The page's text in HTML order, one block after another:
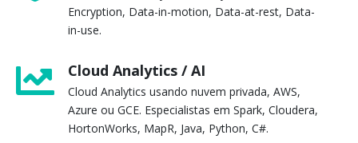
Encryption, Data-in-motion, Data-at-rest, Data-
in-use.
Cloud Analytics / AI
Cloud Analytics usando nuvem privada, AWS,
Azure ou GCE. Especialistas em Spark, Cloudera,
HortonWorks, MapR, Java, Python, C#.